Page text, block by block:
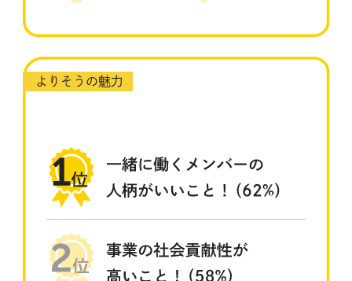
よりそうの魅力